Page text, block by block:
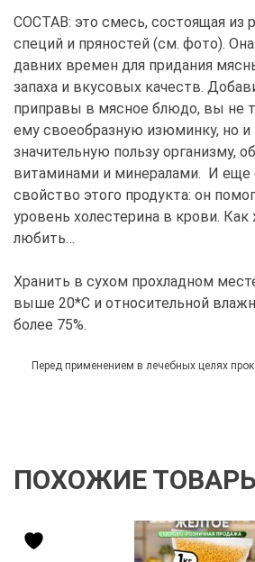
СОСТАВ: это смесь, состоящая из
специй и пряностей (см. фото).
давних времен для придания
запаха и вкусовых качеств.
приправы в мясное блюдо, вы не
ему своеобразную изюминку, но и
значительную пользу организму,
витаминами и минералами. И еще
свойство этого продукта: он
уровень холестерина в крови.
любить…
Хранить в сухом прохладном
выше 20*С и относительной
более 75%.
Перед применением в лечебных целях
ПОХОЖИЕ